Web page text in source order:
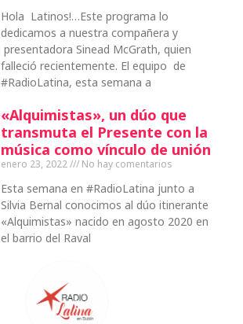
Hola Latinos!…Este programa lo
dedicamos a nuestra compañera y
presentadora Sinead McGrath, quien
falleció recientemente. El equipo de
#RadioLatina, esta semana a
«Alquimistas», un dúo que
transmuta el Presente con la
música como vínculo de unión
enero 23, 2022 No hay comentarios
Esta semana en #RadioLatina junto a
Silvia Bernal conocimos al dúo itinerante
«Alquimistas» nacido en agosto 2020 en
el barrio del Raval